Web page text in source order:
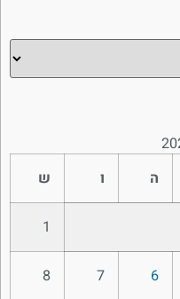
ה ש
6
7
8